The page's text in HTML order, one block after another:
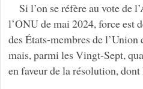
Si l’on se réfère au vote de
l’ONU de mai 2024, force est
des États-membres de l’Union
mais, parmi les Vingt-Sept,
en faveur de la résolution, dont